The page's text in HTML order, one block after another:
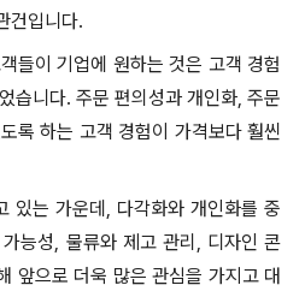
건입니다.
들이 기업에 원하는 것은 고객 경험
습니다. 주문 편의성과 개인화, 주문
록 하는 고객 경험이 가격보다 훨씬
있는 가운데, 다각화와 개인화를 중
능성, 물류와 제고 관리, 디자인 콘
앞으로 더욱 많은 관심을 가지고 대